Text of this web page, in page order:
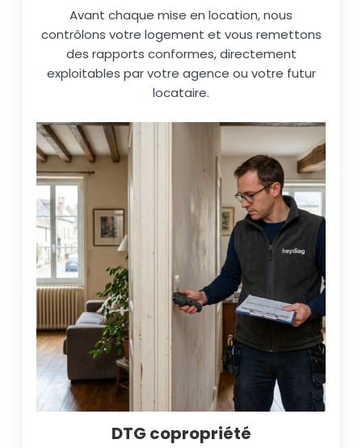
Avant chaque mise en location, nous
contrôlons votre logement et vous remettons
des rapports conformes, directement
exploitables par votre agence ou votre futur
locataire.
DTG copropriété